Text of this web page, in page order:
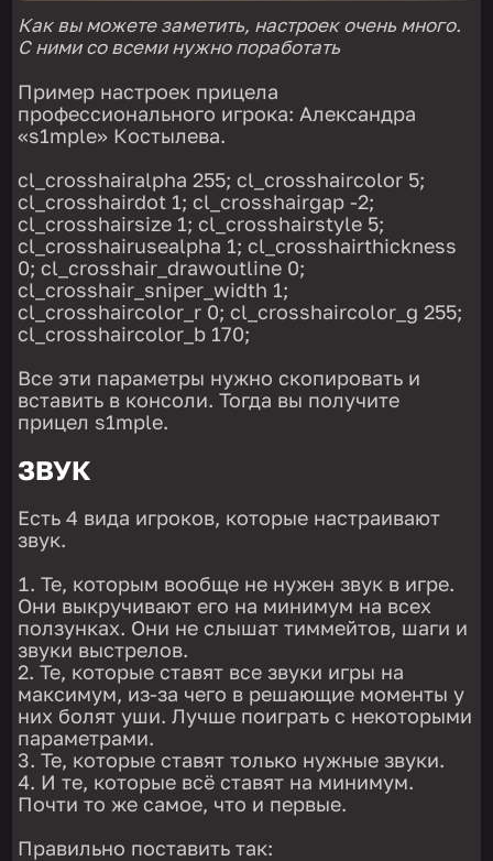
Как вы можете заметить, настроек очень много.
С ними со всеми нужно поработать
Пример настроек прицела
профессионального игрока: Александра
«s1mple» Костылева.
cl_crosshairalpha 255; cl_crosshaircolor 5;
cl_crosshairdot 1; cl_crosshairgap -2;
cl_crosshairsize 1; cl_crosshairstyle 5;
cl_crosshairusealpha 1; cl_crosshairthickness
0; cl_crosshair_drawoutline 0;
cl_crosshair_sniper_width 1;
cl_crosshaircolor_r 0; cl_crosshaircolor_g 255;
cl_crosshaircolor_b 170;
Все эти параметры нужно скопировать и
вставить в консоли. Тогда вы получите
прицел s1mple.
ЗВУК
Есть 4 вида игроков, которые настраивают
звук.
Те, которым вообще не нужен звук в игре.
Они выкручивают его на минимум на всех
ползунках. Они не слышат тиммейтов, шаги и
звуки выстрелов.
Те, которые ставят все звуки игры на
максимум, из-за чего в решающие моменты у
них болят уши. Лучше поиграть с некоторыми
параметрами.
Те, которые ставят только нужные звуки.
И те, которые всё ставят на минимум.
Почти то же самое, что и первые.
Правильно поставить так: